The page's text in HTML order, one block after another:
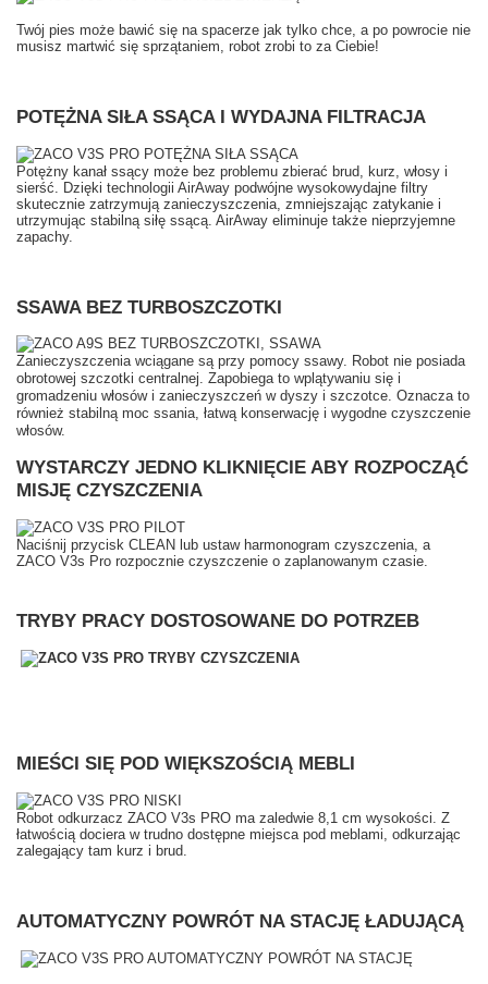
Twój pies może bawić się na spacerze jak tylko chce, a po powrocie nie
musisz martwić się sprzątaniem, robot zrobi to za Ciebie!
POTĘŻNA SIŁA SSĄCA I WYDAJNA FILTRACJA
Potężny kanał ssący może bez problemu zbierać brud, kurz, włosy i
sierść. Dzięki technologii AirAway podwójne wysokowydajne filtry
skutecznie zatrzymują zanieczyszczenia, zmniejszając zatykanie i
utrzymując stabilną siłę ssącą. AirAway eliminuje także nieprzyjemne
zapachy.
SSAWA BEZ TURBOSZCZOTKI
Zanieczyszczenia wciągane są przy pomocy ssawy. Robot nie posiada
obrotowej szczotki centralnej. Zapobiega to wplątywaniu się i
gromadzeniu włosów i zanieczyszczeń w dyszy i szczotce. Oznacza to
również stabilną moc ssania, łatwą konserwację i wygodne czyszczenie
włosów.
WYSTARCZY JEDNO KLIKNIĘCIE ABY ROZPOCZĄĆ
MISJĘ CZYSZCZENIA
Naciśnij przycisk CLEAN lub ustaw harmonogram czyszczenia, a
ZACO V3s Pro rozpocznie czyszczenie o zaplanowanym czasie.
TRYBY PRACY DOSTOSOWANE DO POTRZEB
MIEŚCI SIĘ POD WIĘKSZOŚCIĄ MEBLI
Robot odkurzacz ZACO V3s PRO ma zaledwie 8,1 cm wysokości. Z
łatwością dociera w trudno dostępne miejsca pod meblami, odkurzając
zalegający tam kurz i brud.
AUTOMATYCZNY POWRÓT NA STACJĘ ŁADUJĄCĄ